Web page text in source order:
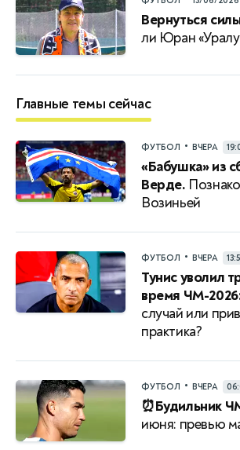
Вернуться
ли Юран
Главные темы сейчас
ФУТБОЛ • ВЧЕРА
«Бабушка» из
Верде.
Возиньей
ФУТБОЛ • ВЧЕРА
Тунис уволил
время ЧМ-
случай или
практика?
ФУТБОЛ • ВЧЕРА
⏰Будильник
июня: превью